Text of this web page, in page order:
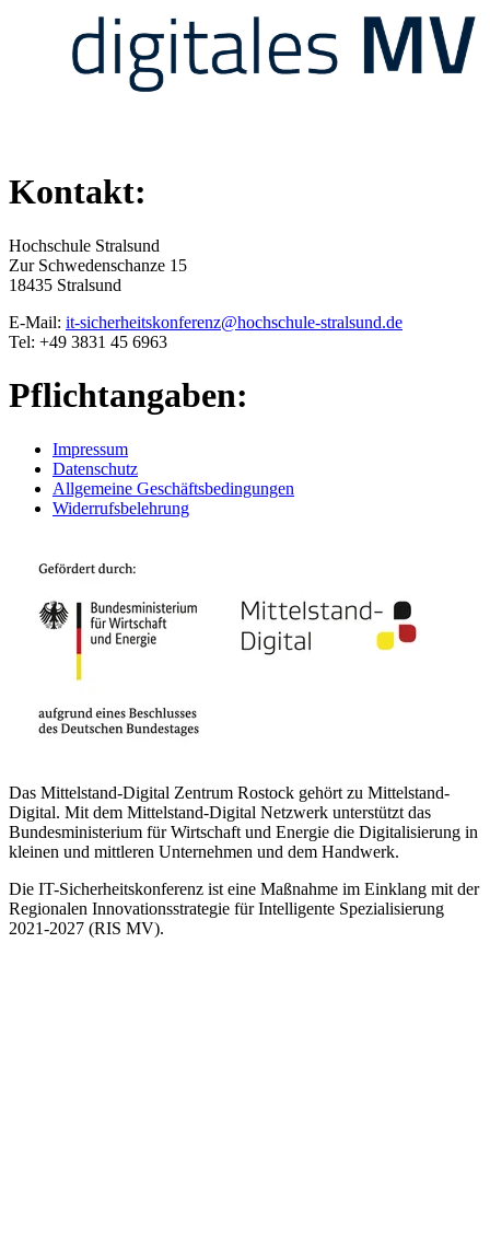
Kontakt:
Hochschule Stralsund
Zur Schwedenschanze 15
18435 Stralsund
E-Mail: it-sicherheitskonferenz@hochschule-stralsund.de
Tel: +49 3831 45 6963
Pflichtangaben:
Impressum
Datenschutz
Allgemeine Geschäftsbedingungen
Widerrufsbelehrung
Das Mittelstand-Digital Zentrum Rostock gehört zu Mittelstand-
Digital. Mit dem Mittelstand-Digital Netzwerk unterstützt das
Bundesministerium für Wirtschaft und Energie die Digitalisierung in
kleinen und mittleren Unternehmen und dem Handwerk.
Die IT-Sicherheitskonferenz ist eine Maßnahme im Einklang mit der
Regionalen Innovationsstrategie für Intelligente Spezialisierung
2021-2027 (RIS MV).